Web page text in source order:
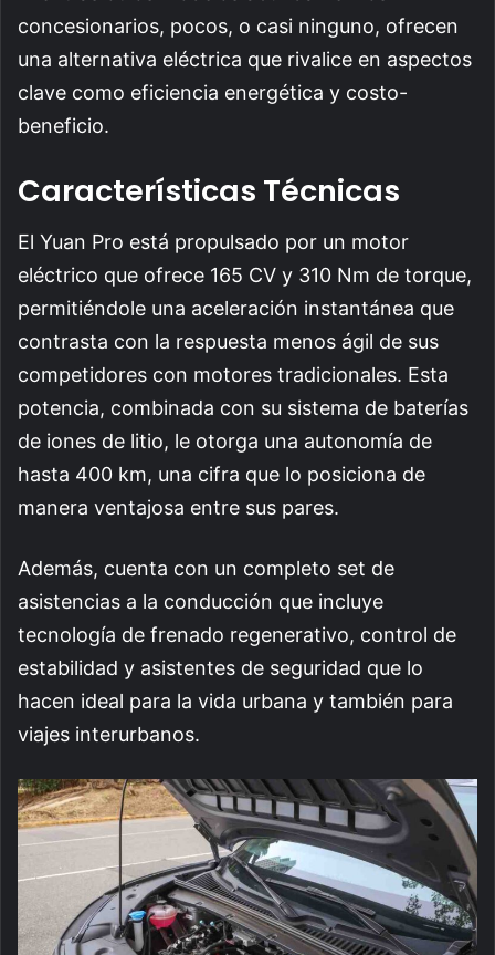
concesionarios, pocos, o casi ninguno, ofrecen
una alternativa eléctrica que rivalice en aspectos
clave como eficiencia energética y costo-
beneficio.
Características Técnicas
El Yuan Pro está propulsado por un motor
eléctrico que ofrece 165 CV y 310 Nm de torque,
permitiéndole una aceleración instantánea que
contrasta con la respuesta menos ágil de sus
competidores con motores tradicionales. Esta
potencia, combinada con su sistema de baterías
de iones de litio, le otorga una autonomía de
hasta 400 km, una cifra que lo posiciona de
manera ventajosa entre sus pares.
Además, cuenta con un completo set de
asistencias a la conducción que incluye
tecnología de frenado regenerativo, control de
estabilidad y asistentes de seguridad que lo
hacen ideal para la vida urbana y también para
viajes interurbanos.